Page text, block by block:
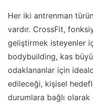
Her iki antrenman
vardır. CrossFit,
geliştirmek isteyenler
bodybuilding, kas
odaklananlar için
edileceği, kişisel
durumlara bağlı olarak